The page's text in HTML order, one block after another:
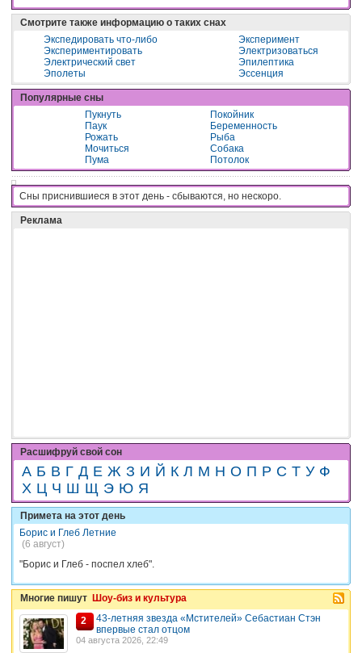
Смотрите также информацию о таких снах
Экспедировать что-либо
Эксперимент
Экспериментировать
Электризоваться
Электрический свет
Эпилептика
Эполеты
Эссенция
Популярные сны
Пукнуть
Покойник
Паук
Беременность
Рожать
Рыба
Мочиться
Собака
Пума
Потолок
Сны приснившиеся в этот день - cбывaютcя, нo нecкopo.
Реклама
Расшифруй свой сон
А Б В Г Д Е Ж З И Й К Л М Н О П Р С Т У Ф
Х Ц Ч Ш Щ Э Ю Я
Примета на этот день
Борис и Глеб Летние
(6 август)
"Борис и Глеб - поспел хлеб".
Многие пишут Шоу-биз и культура
2
43-летняя звезда «Мстителей» Себастиан Стэн
впервые стал отцом
04 августа 2026, 22:49